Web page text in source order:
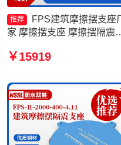
推荐
FPS建筑摩擦摆支座
家 摩擦摆支座 摩擦摆隔震
摩擦摆隔震支座FPSII-
￥15919